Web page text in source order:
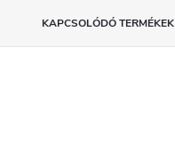
KAPCSOLÓDÓ TERMÉKEK